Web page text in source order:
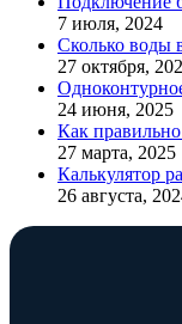
7 июля, 2024
Сколько воды
27 октября,
24 июня, 2025
Как
27 марта, 2025
Калькулятор
26 августа,